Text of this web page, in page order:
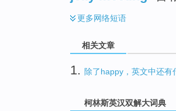
更多网络短语
相关文章
1. 除了happy，英文中还有
柯林斯英汉双解大词典